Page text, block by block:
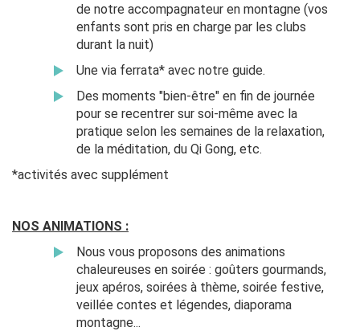
de notre accompagnateur en montagne (vos
enfants sont pris en charge par les clubs
durant la nuit)
Une via ferrata* avec notre guide.
Des moments "bien-être" en fin de journée
pour se recentrer sur soi-même avec la
pratique selon les semaines de la relaxation,
de la méditation, du Qi Gong, etc.
*activités avec supplément
NOS ANIMATIONS :
Nous vous proposons des animations
chaleureuses en soirée : goûters gourmands,
jeux apéros, soirées à thème, soirée festive,
veillée contes et légendes, diaporama
montagne...